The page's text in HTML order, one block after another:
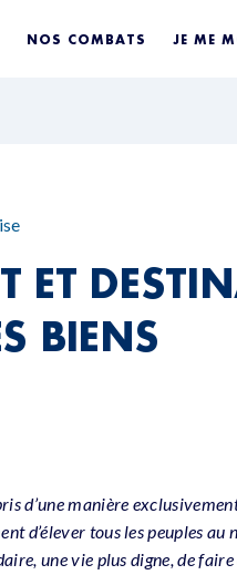
NOS COMBATS JE ME
ET
BIENS
d’une manière
d’élever tous les peuples
une vie plus digne, de